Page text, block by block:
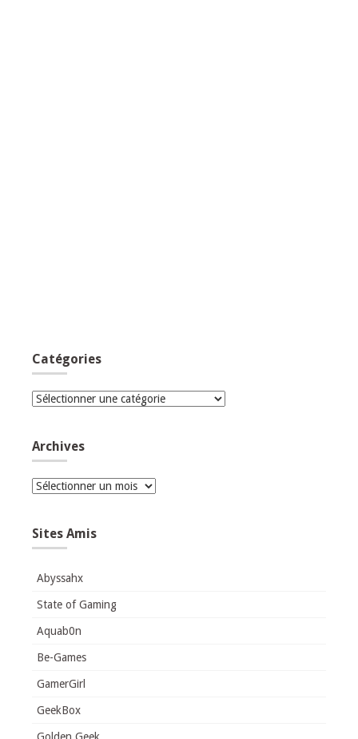
Catégories
Catégories
Archives
Archives
Sites Amis
Abyssahx
State of Gaming
Aquab0n
Be-Games
GamerGirl
GeekBox